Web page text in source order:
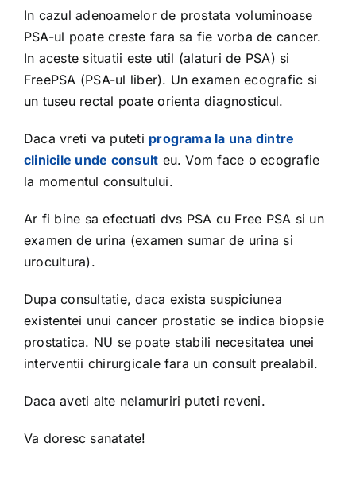
In cazul adenoamelor de prostata voluminoase
PSA-ul poate creste fara sa fie vorba de cancer.
In aceste situatii este util (alaturi de PSA) si
FreePSA (PSA-ul liber). Un examen ecografic si
un tuseu rectal poate orienta diagnosticul.
Daca vreti va puteti programa la una dintre
clinicile unde consult eu. Vom face o ecografie
la momentul consultului.
Ar fi bine sa efectuati dvs PSA cu Free PSA si un
examen de urina (examen sumar de urina si
urocultura).
Dupa consultatie, daca exista suspiciunea
existentei unui cancer prostatic se indica biopsie
prostatica. NU se poate stabili necesitatea unei
interventii chirurgicale fara un consult prealabil.
Daca aveti alte nelamuriri puteti reveni.
Va doresc sanatate!